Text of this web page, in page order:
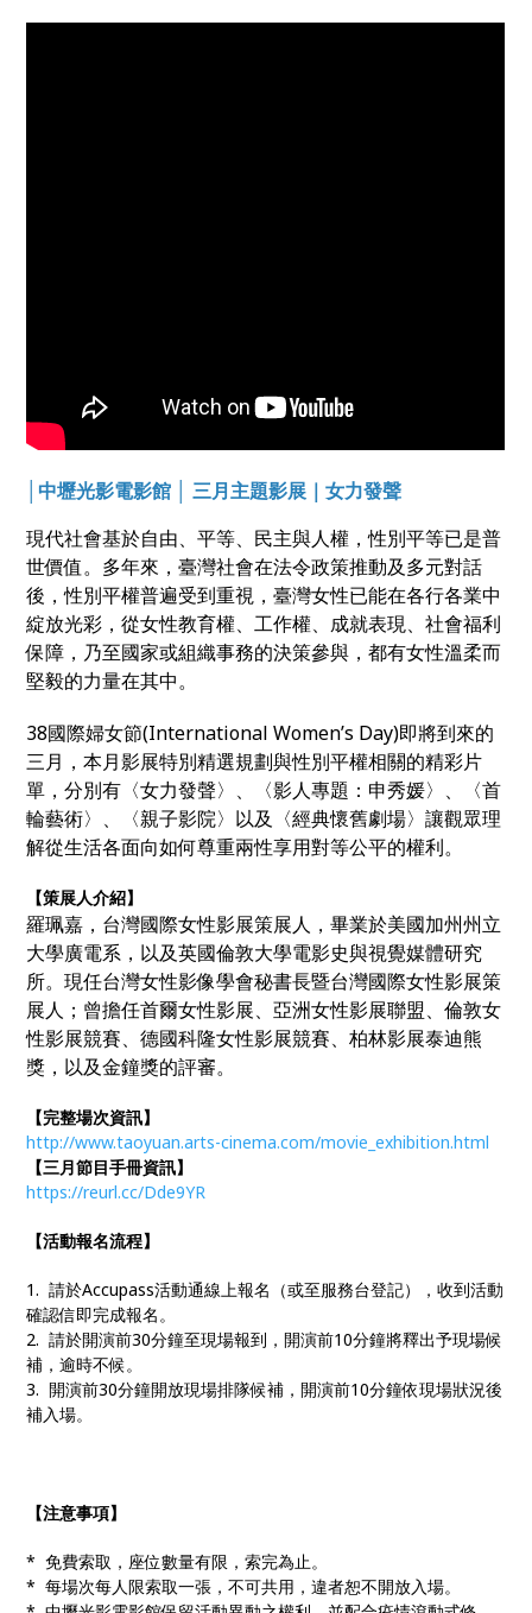
│中壢光影電影館 │ 三月主題影展｜女力發聲
現代社會基於自由、平等、民主與人權，性別平等已是普
世價值。多年來，臺灣社會在法令政策推動及多元對話
後，性別平權普遍受到重視，臺灣女性已能在各行各業中
綻放光彩，從女性教育權、工作權、成就表現、社會福利
保障，乃至國家或組織事務的決策參與，都有女性溫柔而
堅毅的力量在其中。
38國際婦女節(International Women’s Day)即將到來的
三月，本月影展特別精選規劃與性別平權相關的精彩片
單，分別有〈女力發聲〉、〈影人專題：申秀媛〉、〈首
輪藝術〉、〈親子影院〉以及〈經典懷舊劇場〉讓觀眾理
解從生活各面向如何尊重兩性享用對等公平的權利。
【策展人介紹】
羅珮嘉，台灣國際女性影展策展人，畢業於美國加州州立
大學廣電系，以及英國倫敦大學電影史與視覺媒體研究
所。現任台灣女性影像學會秘書長暨台灣國際女性影展策
展人；曾擔任首爾女性影展、亞洲女性影展聯盟、倫敦女
性影展競賽、德國科隆女性影展競賽、柏林影展泰迪熊
獎，以及金鐘獎的評審。
【完整場次資訊】
http://www.taoyuan.arts-cinema.com/movie_exhibition.html
【三月節目手冊資訊】
https://reurl.cc/Dde9YR
【活動報名流程】
1. 請於Accupass活動通線上報名（或至服務台登記），收到活動
確認信即完成報名。
2. 請於開演前30分鐘至現場報到，開演前10分鐘將釋出予現場候
補，逾時不候。
3. 開演前30分鐘開放現場排隊候補，開演前10分鐘依現場狀況後
補入場。
【注意事項】
* 免費索取，座位數量有限，索完為止。
* 每場次每人限索取一張，不可共用，違者恕不開放入場。